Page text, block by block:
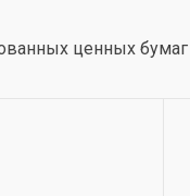
ценных бумаг